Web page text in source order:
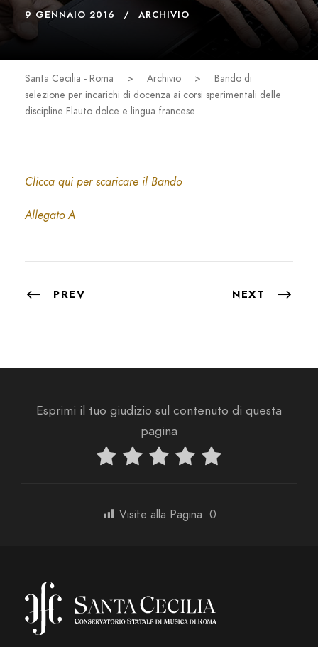
9 GENNAIO 2016 ARCHIVIO
Santa Cecilia - Roma > Archivio >
Bando di
selezione per incarichi di docenza ai corsi sperimentali delle
discipline Flauto dolce e lingua francese
Clicca qui per scaricare il Bando
Allegato A
PREV NEXT
Esprimi il tuo giudizio sul contenuto di questa
pagina
Visite alla Pagina: 0